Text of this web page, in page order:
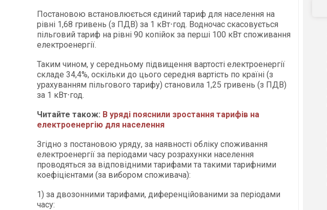
Постановою встановлюється єдиний тариф для населення на
рівні 1,68 гривень (з ПДВ) за 1 кВт⋅год. Водночас скасовується
пільговий тариф на рівні 90 копійок за перші 100 кВт споживання
електроенергії.
Таким чином, у середньому підвищення вартості електроенергії
складе 34,4%, оскільки до цього середня вартість по країні (з
урахуванням пільгового тарифу) становила 1,25 гривень (з ПДВ)
за 1 кВт⋅год.
Читайте також: В уряді пояснили зростання тарифів на
електроенергію для населення
Згідно з постановою уряду, за наявності обліку споживання
електроенергії за періодами часу розрахунки населення
проводяться за відповідними тарифами та такими тарифними
коефіцієнтами (за вибором споживача):
1) за двозонними тарифами, диференційованими за періодами
часу: